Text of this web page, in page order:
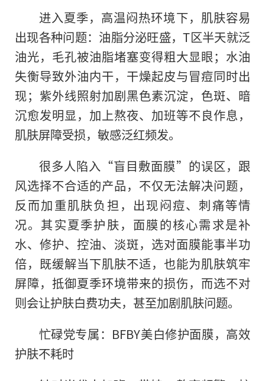
进入夏季，高温闷热环境下，肌肤容易
出现各种问题：油脂分泌旺盛，T区半天就泛
油光，毛孔被油脂堵塞变得粗大显眼；水油
失衡导致外油内干，干燥起皮与冒痘同时出
现；紫外线照射加剧黑色素沉淀，色斑、暗
沉愈发明显，加上熬夜、加班等不良作息，
肌肤屏障受损，敏感泛红频发。
很多人陷入“盲目敷面膜”的误区，跟
风选择不合适的产品，不仅无法解决问题，
反而加重肌肤负担，出现闷痘、刺痛等情
况。其实夏季护肤，面膜的核心需求是补
水、修护、控油、淡斑，选对面膜能事半功
倍，既缓解当下肌肤不适，也能为肌肤筑牢
屏障，抵御夏季环境带来的损伤，而选不对
则会让护肤白费功夫，甚至加剧肌肤问题。
忙碌党专属：BFBY美白修护面膜，高效
护肤不耗时